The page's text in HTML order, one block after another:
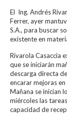
El Ing. Andrés
Ferrer, ayer
S.A., para buscar
existente en
Rivarola Casaccia
que se iniciarán
descarga directa
encarar mejoras
Mañana se inician
miércoles las
capacidad de